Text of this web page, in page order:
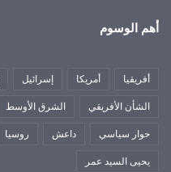
أهم الوسوم
أفريقيا أمريكا إسرائيل
الشأن الأفريقي الشرق الأوسط
حوار سياسي داعش روسيا
يحيى السيد عمر